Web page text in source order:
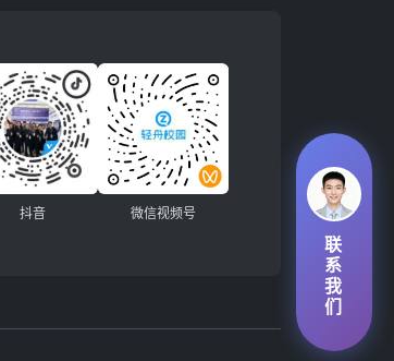
抖音 微信视频号
联
系
我
们